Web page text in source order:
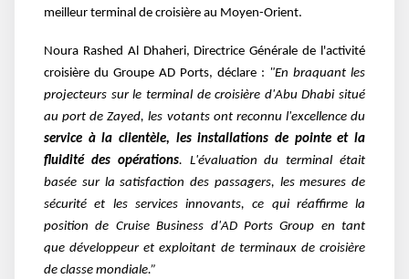
meilleur terminal de croisière au Moyen-Orient.
Noura Rashed Al Dhaheri, Directrice Générale de l'activité
croisière du Groupe AD Ports, déclare : "En braquant les
projecteurs sur le terminal de croisière d'Abu Dhabi situé
au port de Zayed, les votants ont reconnu l'excellence du
service à la clientèle, les installations de pointe et la
fluidité des opérations. L'évaluation du terminal était
basée sur la satisfaction des passagers, les mesures de
sécurité et les services innovants, ce qui réaffirme la
position de Cruise Business d'AD Ports Group en tant
quedéveloppeur et exploitant de terminaux de croisière
de classe mondiale.”